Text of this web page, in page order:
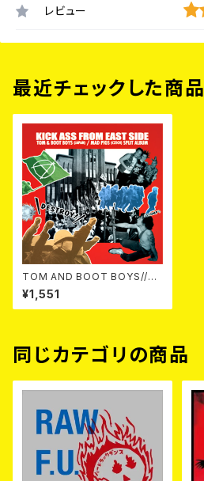
レビュー
最近チェックした商品
TOM AND BOOT BOYS//M
AD PIGS / SPLIT CD
¥1,551
同じカテゴリの商品